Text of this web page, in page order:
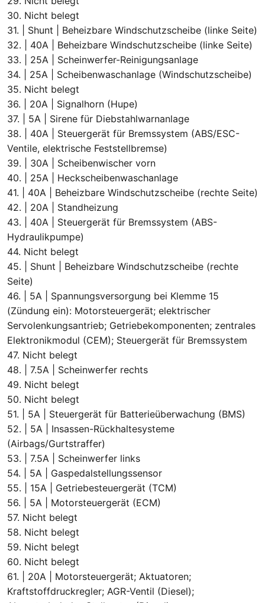
30. Nicht belegt
31. | Shunt | Beheizbare Windschutzscheibe (linke Seite)
32. | 40A | Beheizbare Windschutzscheibe (linke Seite)
33. | 25A | Scheinwerfer-Reinigungsanlage
34. | 25A | Scheibenwaschanlage (Windschutzscheibe)
35. Nicht belegt
36. | 20A | Signalhorn (Hupe)
37. | 5A | Sirene für Diebstahlwarnanlage
38. | 40A | Steuergerät für Bremssystem (ABS/ESC-
Ventile, elektrische Feststellbremse)
39. | 30A | Scheibenwischer vorn
40. | 25A | Heckscheibenwaschanlage
41. | 40A | Beheizbare Windschutzscheibe (rechte Seite)
42. | 20A | Standheizung
43. | 40A | Steuergerät für Bremssystem (ABS-
Hydraulikpumpe)
44. Nicht belegt
45. | Shunt | Beheizbare Windschutzscheibe (rechte
Seite)
46. | 5A | Spannungsversorgung bei Klemme 15
(Zündung ein): Motorsteuergerät; elektrischer
Servolenkungsantrieb; Getriebekomponenten; zentrales
Elektronikmodul (CEM); Steuergerät für Bremssystem
47. Nicht belegt
48. | 7.5A | Scheinwerfer rechts
49. Nicht belegt
50. Nicht belegt
51. | 5A | Steuergerät für Batterieüberwachung (BMS)
52. | 5A | Insassen-Rückhaltesysteme
(Airbags/Gurtstraffer)
53. | 7.5A | Scheinwerfer links
54. | 5A | Gaspedalstellungssensor
55. | 15A | Getriebesteuergerät (TCM)
56. | 5A | Motorsteuergerät (ECM)
57. Nicht belegt
58. Nicht belegt
59. Nicht belegt
60. Nicht belegt
61. | 20A | Motorsteuergerät; Aktuatoren;
Kraftstoffdruckregler; AGR-Ventil (Diesel);